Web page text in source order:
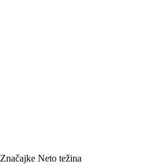
Značajke Neto težina